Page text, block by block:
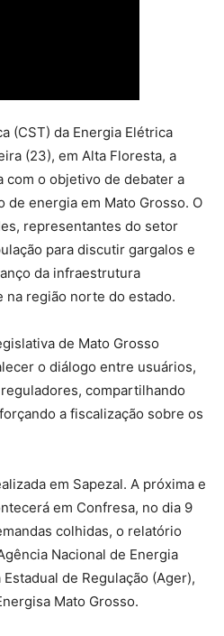
(CST) da Energia Elétrica
(23), em Alta Floresta, a
com o objetivo de debater a
energia em Mato Grosso. O
representantes do setor
para discutir gargalos e
da infraestrutura
região norte do estado.
de Mato Grosso
o diálogo entre usuários,
compartilhando
a fiscalização sobre os
em Sapezal. A próxima e
em Confresa, no dia 9
colhidas, o relatório
Nacional de Energia
de Regulação (Ager),
Mato Grosso.